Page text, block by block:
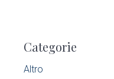
Categorie
Altro